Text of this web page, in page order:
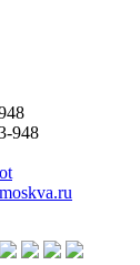
948